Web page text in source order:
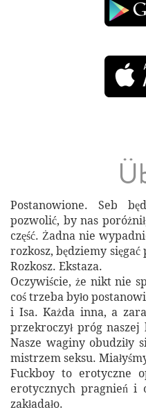
Postanowione. Seb
pozwolić, by nas
część. Żadna nie
rozkosz, będziemy
Rozkosz. Ekstaza.
Oczywiście, że nikt nie
coś trzeba było
i Isa. Każda inna, a
przekroczył próg naszej
Nasze waginy obudziły
mistrzem seksu.
Fuckboy to erotyczne
erotycznych pragnień i
zakładało.